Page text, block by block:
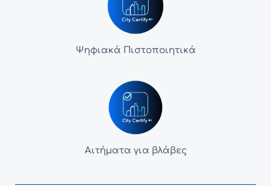
Ψηφιακά Πιστοποιητικά
Αιτήματα για βλάβες